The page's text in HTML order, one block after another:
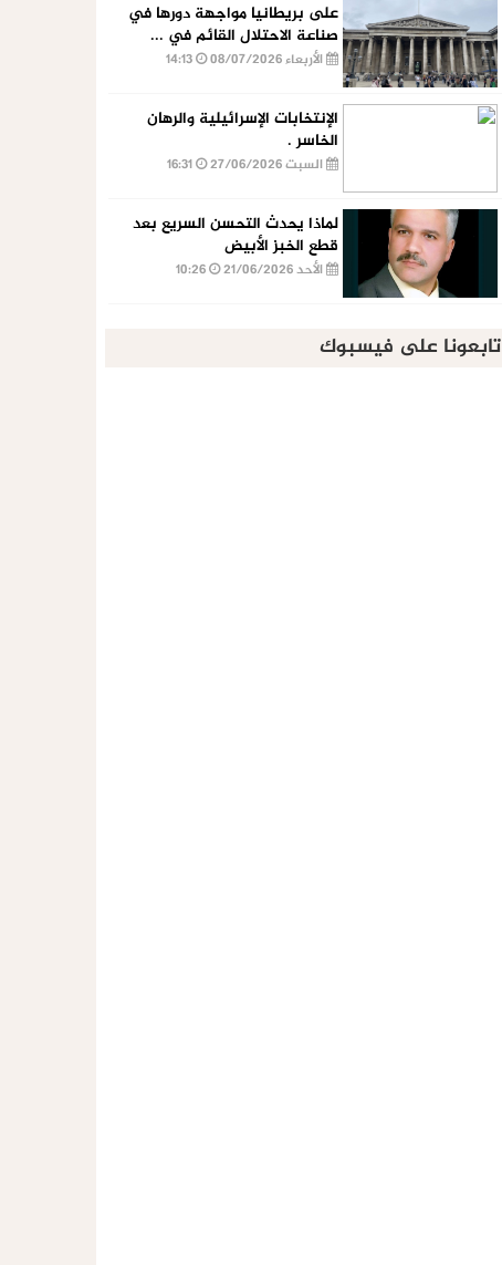
على بريطانيا مواجهة دورها في
صناعة الاحتلال القائم في ...
الأربعاء 08/07/2026
الإنتخابات الإسرائيلية والرهان
الخاسر .
السبت 27/06/2026
لماذا يحدث التحسن السريع بعد
قطع الخبز الأبيض
الأحد 21/06/2026
تابعونا على فيسبوك